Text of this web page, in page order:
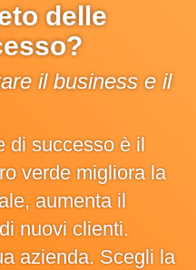
delle
il business e il
di successo è il
verde migliora la
aumenta il
nuovi clienti.
azienda. Scegli la